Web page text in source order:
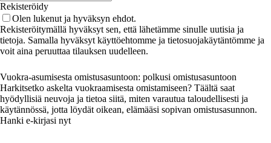
Rekisteröidy
Olen lukenut ja hyväksyn ehdot.
Rekisteröitymällä hyväksyt sen, että lähetämme sinulle uutisia ja
tietoja. Samalla hyväksyt käyttöehtomme ja tietosuojakäytäntömme ja
voit aina peruuttaa tilauksen uudelleen.
Vuokra-asumisesta omistusasuntoon: polkusi omistusasuntoon
Harkitsetko askelta vuokraamisesta omistamiseen? Täältä saat
hyödyllisiä neuvoja ja tietoa siitä, miten varautua taloudellisesti ja
käytännössä, jotta löydät oikean, elämääsi sopivan omistusasunnon.
Hanki e-kirjasi nyt